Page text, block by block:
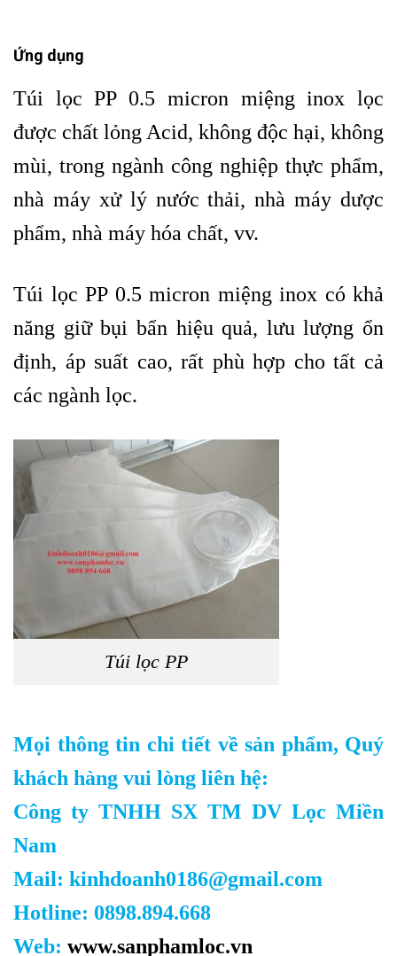
Ứng dụng
Túi lọc PP 0.5 micron miệng inox lọc
được chất lỏng Acid, không độc hại, không
mùi, trong ngành công nghiệp thực phẩm,
nhà máy xử lý nước thải, nhà máy dược
phẩm, nhà máy hóa chất, vv.
Túi lọc PP 0.5 micron miệng inox có khả
năng giữ bụi bẩn hiệu quả, lưu lượng ổn
định, áp suất cao, rất phù hợp cho tất cả
các ngành lọc.
Túi lọc PP
Mọi thông tin chi tiết về sản phẩm, Quý
khách hàng vui lòng liên hệ:
Công ty TNHH SX TM DV Lọc Miền
Nam
Mail: kinhdoanh0186@gmail.com
Hotline: 0898.894.668
Web: www.sanphamloc.vn